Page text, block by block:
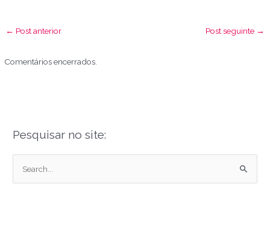
← Post anterior Post seguinte →
Comentários encerrados.
Pesquisar no site: